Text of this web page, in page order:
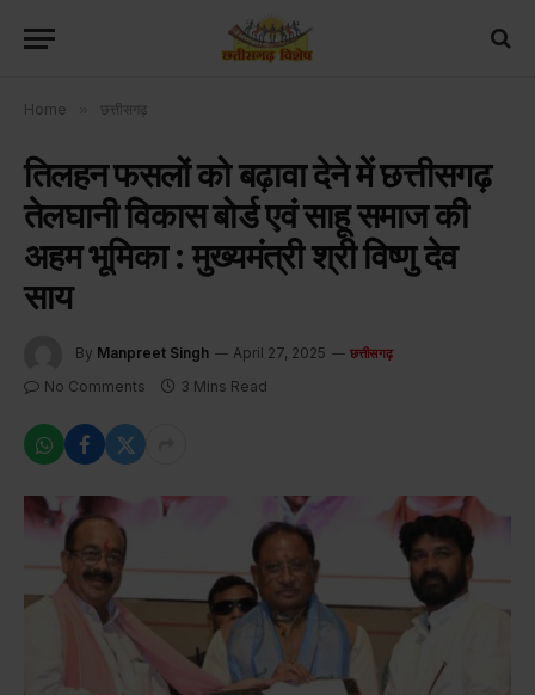
Home छत्तीसगढ़
तिलहन फसलों को बढ़ावा देने में छत्तीसगढ़
तेलघानी विकास बोर्ड एवं साहू समाज की
अहम भूमिका : मुख्यमंत्री श्री विष्णु देव
साय
By Manpreet Singh April 27, 2025 छत्तीसगढ़
No Comments 3 Mins Read